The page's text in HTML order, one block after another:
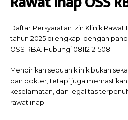
Daftar Persyaratan Izin Klinik Rawat
tahun 2025 dilengkapi dengan
OSS RBA. Hubungi 08112121508
Mendirikan sebuah klinik bukan
dan dokter, tetapi juga
keselamatan, dan legalitas
rawat inap.